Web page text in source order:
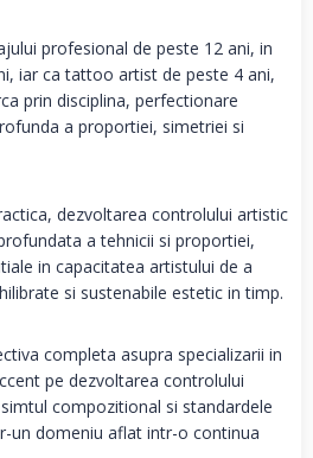
profesional de peste 12 ani, in
iar ca tattoo artist de peste 4 ani,
prin disciplina, perfectionare
a proportiei, simetriei si
dezvoltarea controlului artistic
a tehnicii si proportiei,
in capacitatea artistului de a
si sustenabile estetic in timp.
completa asupra specializarii in
pe dezvoltarea controlului
compozitional si standardele
un domeniu aflat intr-o continua